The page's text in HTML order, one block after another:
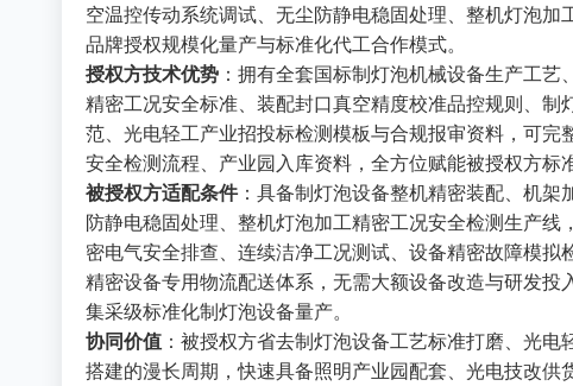
空温控传动系统调试、无尘防静电稳固处理、整机灯泡
品牌授权规模化量产与标准化代工合作模式。
授权方技术优势 ：拥有全套国标制灯泡机械设备生产工
精密工况安全标准、装配封口真空精度校准品控规则、
范、光电轻工产业招投标检测模板与合规报审资料，可
安全检测流程、产业园入库资料，全方位赋能被授权方标
被授权方适配条件：具备制灯泡设备整机精密装配、机架
防静电稳固处理、整机灯泡加工精密工况安全检测生产
密电气安全排查、连续洁净工况测试、设备精密故障模
精密设备专用物流配送体系，无需大额设备改造与研发
集采级标准化制灯泡设备量产。
协同价值 ：被授权方省去制灯泡设备工艺标准打磨、光
搭建的漫长周期，快速具备照明产业园配套、光电技改